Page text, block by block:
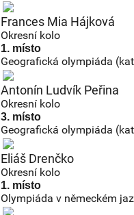
Frances Mia Hájková
Okresní kolo
1. místo
Geografická olympiáda
Antonín Ludvík Peřina
Okresní kolo
3. místo
Geografická olympiáda
Eliáš Drenčko
Okresní kolo
1. místo
Olympiáda v německém